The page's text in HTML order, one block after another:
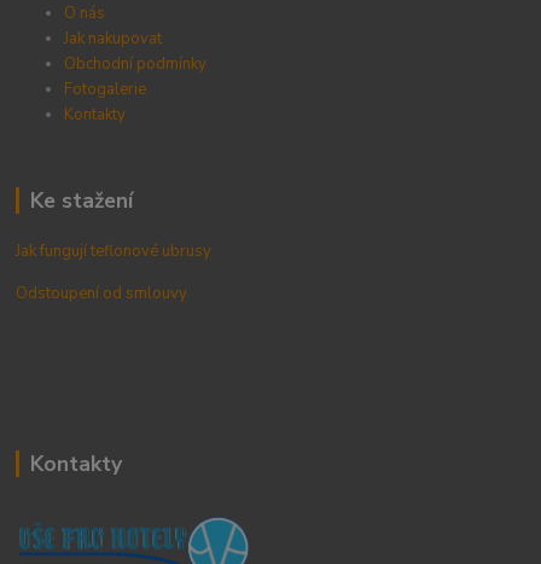
O nás
Jak nakupovat
Obchodní podmínky
Fotogalerie
Kontakty
Ke stažení
Jak fungují teflonové ubrusy
Odstoupení od smlouvy
Kontakty